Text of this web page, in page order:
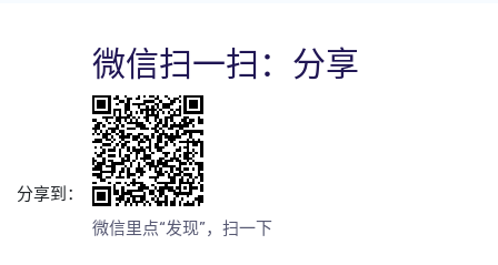
分享到：
微信扫一扫：分享
微信里点“发现”，扫一下